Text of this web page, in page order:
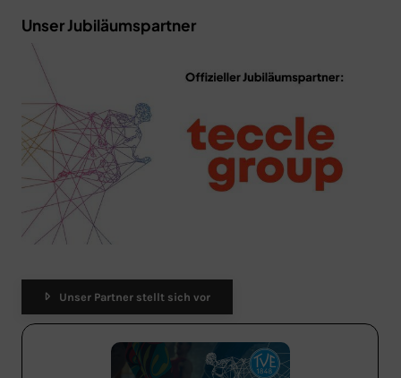
Unser Jubiläumspartner
Unser Partner stellt sich vor